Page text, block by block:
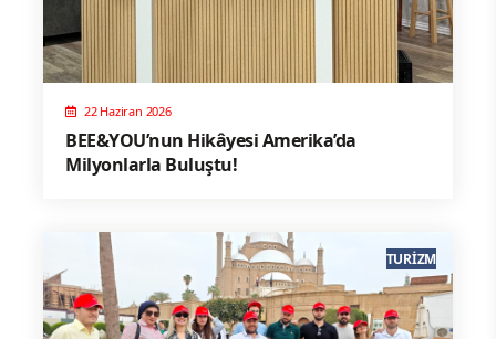
22 Haziran 2026
BEE&YOU’nun Hikâyesi Amerika’da
Milyonlarla Buluştu!
TURIZM